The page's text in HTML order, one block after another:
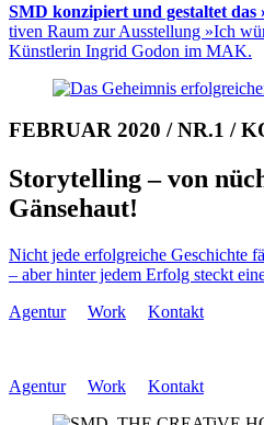
SMD konzipiert und gestaltet das
ti­ven Raum zur Aus­stellung »Ich
Künstlerin Ingrid Godon im MAK.
FEBRUAR 2020 / NR.1 /
Storytelling – von
Gänse­haut!
Nicht jede erfolg­rei­che Ge­schich­te
– aber hinter je­dem Er­folg steckt
Agentur
Work Kontakt
Agentur Work Kontakt